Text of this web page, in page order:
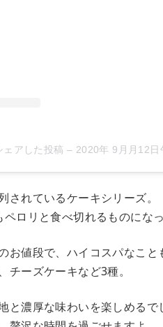
アした投稿 – 2020年 9月月12日
されているケーキシリーズ。
ロリと食べ切れるものになっ
お値段で、ハイコスパなこと
チーズケーキなど3種。
と濃厚な味わいを楽しめるで